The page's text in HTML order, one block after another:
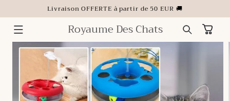
AU
CONTENU
Livraison OFFERTE à partir de 50 EUR 🚚
Royaume Des Chats Panier
AUX